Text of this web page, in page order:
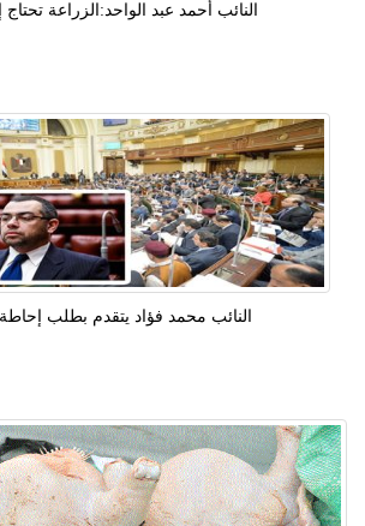
النائب أحمد عبد الواحد:الزراعة تحتاج
النائب محمد فؤاد يتقدم بطلب